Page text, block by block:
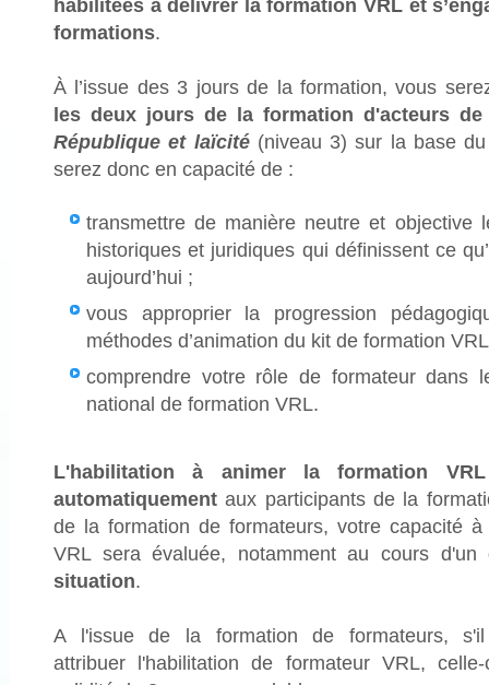
habilitées à délivrer la formation VRL et
formations.
À l’issue des 3 jours de la formation, vous
les deux jours de la formation d'acteurs
République et laïcité(niveau 3) sur la base du
serez donc en capacité de :
transmettre de manière neutre et objective
historiques et juridiques qui définissent ce
aujourd’hui ;
vous approprier la progression
méthodes d’animation du kit de formation
comprendre votre rôle de formateur dans
national de formation VRL.
L'habilitation à animer la formation
automatiquement aux participants de la
de la formation de formateurs, votre capacité
VRL sera évaluée, notamment au cours d'un
situation.
A l'issue de la formation de formateurs,
attribuer l'habilitation de formateur VRL,